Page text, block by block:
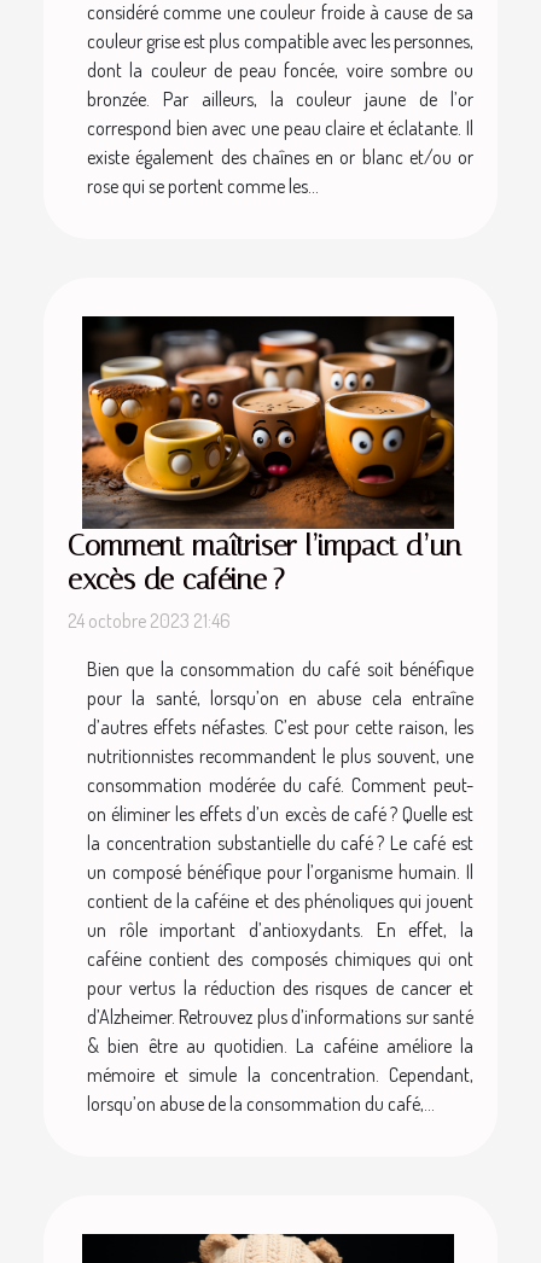
considéré comme une couleur froide à cause de sa
couleur grise est plus compatible avec les personnes,
dont la couleur de peau foncée, voire sombre ou
bronzée. Par ailleurs, la couleur jaune de l’or
correspond bien avec une peau claire et éclatante. Il
existe également des chaînes en or blanc et/ou or
rose qui se portent comme les...
Comment maîtriser l’impact d’un
excès de caféine ?
24 octobre 2023 21:46
Bien que la consommation du café soit bénéfique
pour la santé, lorsqu’on en abuse cela entraîne
d’autres effets néfastes. C’est pour cette raison, les
nutritionnistes recommandent le plus souvent, une
consommation modérée du café. Comment peut-
on éliminer les effets d’un excès de café ? Quelle est
la concentration substantielle du café ? Le café est
un composé bénéfique pour l’organisme humain. Il
contient de la caféine et des phénoliques qui jouent
un rôle important d’antioxydants. En effet, la
caféine contient des composés chimiques qui ont
pour vertus la réduction des risques de cancer et
d’Alzheimer. Retrouvez plus d’informations sur santé
& bien être au quotidien. La caféine améliore la
mémoire et simule la concentration. Cependant,
lorsqu’on abuse de la consommation du café,...